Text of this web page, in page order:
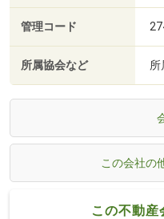
管理コード
所属協会など 所
この会社の
この不動産